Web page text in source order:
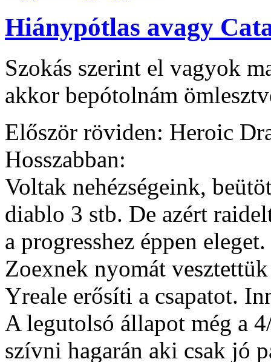
Hiánypótlas avagy
Szokás szerint el vagyok
akkor bepótolnám
Először röviden: Heroic
Hosszabban:
Voltak nehézségeink,
diablo 3 stb. De azért
a progresshez éppen
Zoexnek nyomát
Yreale erősíti a csapatot.
A legutolsó állapot még a
szívni hagarán aki csak jó